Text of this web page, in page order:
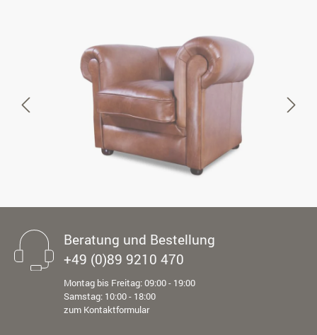
Beratung und Bestellung
+49 (0)89 9210 470
Montag bis Freitag: 09:00 - 19:00
Samstag: 10:00 - 18:00
zum Kontaktformular